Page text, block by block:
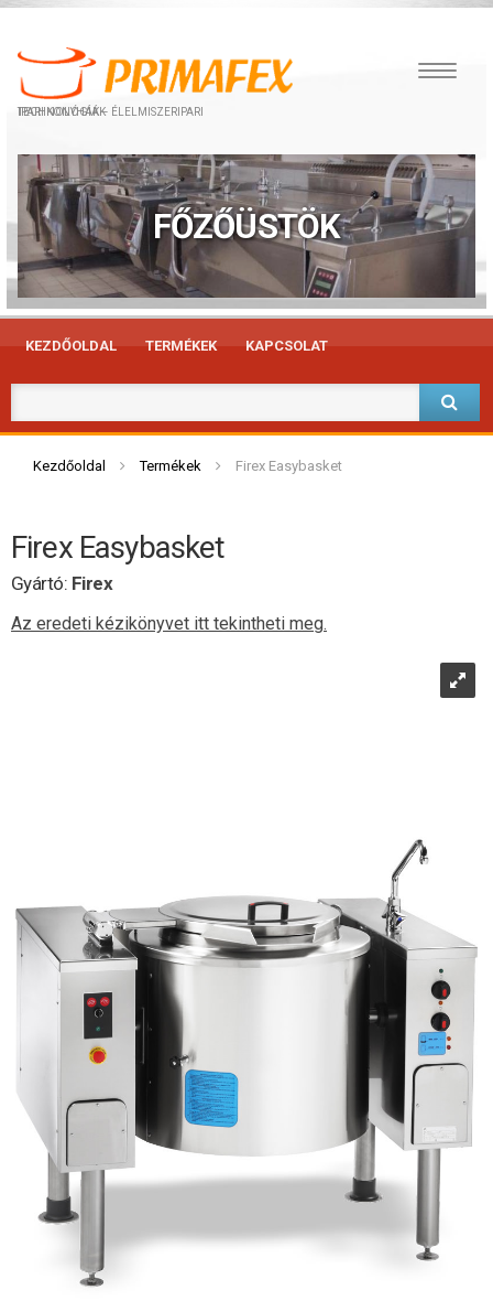
IPARI KONYHÁK – ÉLELMISZERIPARI TECHNOLÓGIÁK
FŐZŐÜSTÖK
KEZDŐOLDAL TERMÉKEK KAPCSOLAT
Kezdőoldal Termékek Firex Easybasket
Firex Easybasket
Gyártó: Firex
Az eredeti kézikönyvet itt tekintheti meg.